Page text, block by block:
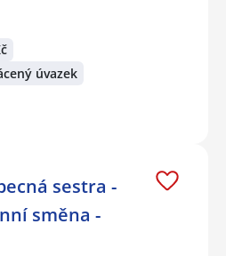
úvazek
sestra -
směna -